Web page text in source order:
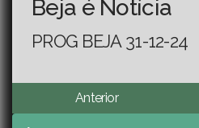
Beja é Notícia
PROG BEJA 31-12-24
Anterior